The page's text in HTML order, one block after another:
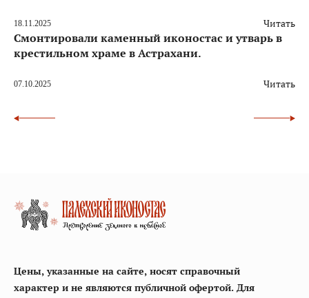
18.11.2025 Читать
Смонтировали каменный иконостас и утварь в
крестильном храме в Астрахани.
07.10.2025 Читать
Цены, указанные на сайте, носят справочный
характер и не являются публичной офертой. Для